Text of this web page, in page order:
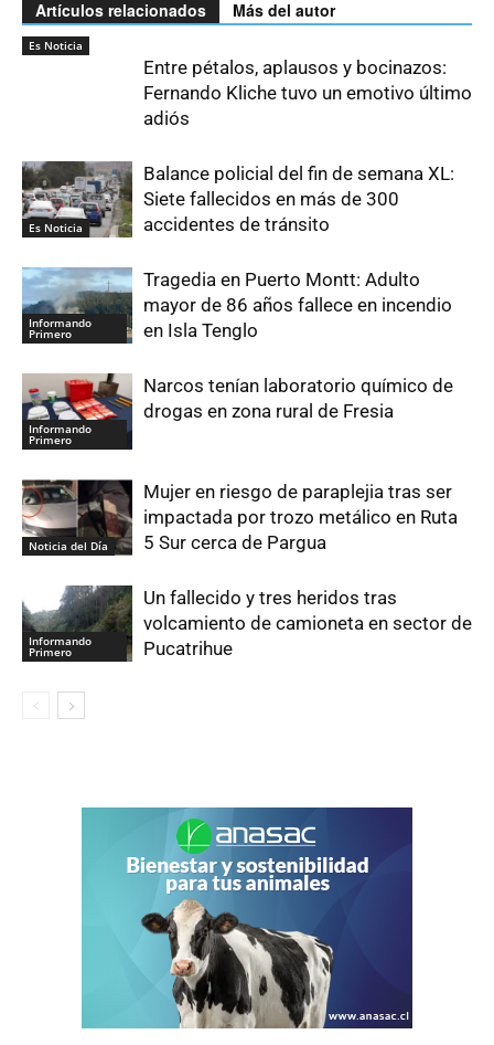
Artículos relacionados Más del autor
Es Noticia
Entre pétalos, aplausos y bocinazos:
Fernando Kliche tuvo un emotivo último
adiós
Es Noticia
Balance policial del fin de semana XL:
Siete fallecidos en más de 300
accidentes de tránsito
Informando
Primero
Tragedia en Puerto Montt: Adulto
mayor de 86 años fallece en incendio
en Isla Tenglo
Informando
Primero
Narcos tenían laboratorio químico de
drogas en zona rural de Fresia
Noticia del Día
Mujer en riesgo de paraplejia tras ser
impactada por trozo metálico en Ruta
5 Sur cerca de Pargua
Informando
Primero
Un fallecido y tres heridos tras
volcamiento de camioneta en sector de
Pucatrihue